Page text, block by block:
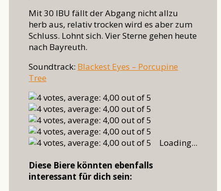
Mit 30 IBU fällt der Abgang nicht allzu
herb aus, relativ trocken wird es aber zum
Schluss. Lohnt sich. Vier Sterne gehen heute
nach Bayreuth.
Soundtrack: Blackest Eyes – Porcupine
Tree
Loading...
Diese Biere könnten ebenfalls
interessant für dich sein: